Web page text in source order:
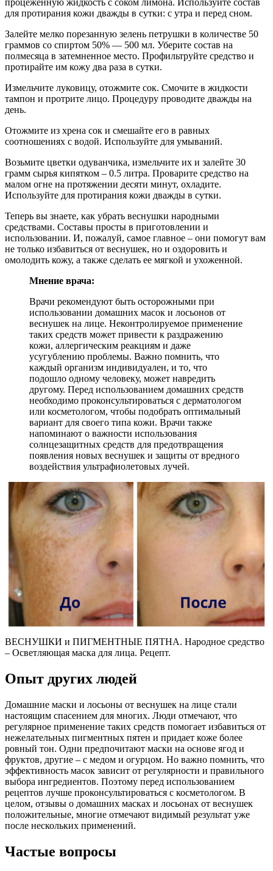
процеженную жидкость с соком лимона. Используйте состав
для протирания кожи дважды в сутки: с утра и перед сном.
Залейте мелко порезанную зелень петрушки в количестве 50
граммов со спиртом 50% — 500 мл. Уберите состав на
полмесяца в затемненное место. Профильтруйте средство и
протирайте им кожу два раза в сутки.
Измельчите луковицу, отожмите сок. Смочите в жидкости
тампон и протрите лицо. Процедуру проводите дважды на
день.
Отожмите из хрена сок и смешайте его в равных
соотношениях с водой. Используйте для умываний.
Возьмите цветки одуванчика, измельчите их и залейте 30
грамм сырья кипятком – 0.5 литра. Проварите средство на
малом огне на протяжении десяти минут, охладите.
Используйте для протирания кожи дважды в сутки.
Теперь вы знаете, как убрать веснушки народными
средствами. Составы просты в приготовлении и
использовании. И, пожалуй, самое главное – они помогут вам
не только избавиться от веснушек, но и оздоровить и
омолодить кожу, а также сделать ее мягкой и ухоженной.
Мнение врача:
Врачи рекомендуют быть осторожными при
использовании домашних масок и лосьонов от
веснушек на лице. Неконтролируемое применение
таких средств может привести к раздражению
кожи, аллергическим реакциям и даже
усугублению проблемы. Важно помнить, что
каждый организм индивидуален, и то, что
подошло одному человеку, может навредить
другому. Перед использованием домашних средств
необходимо проконсультироваться с дерматологом
или косметологом, чтобы подобрать оптимальный
вариант для своего типа кожи. Врачи также
напоминают о важности использования
солнцезащитных средств для предотвращения
появления новых веснушек и защиты от вредного
воздействия ультрафиолетовых лучей.
ВЕСНУШКИ и ПИГМЕНТНЫЕ ПЯТНА. Народное средство
– Осветляющая маска для лица. Рецепт.
Опыт других людей
Домашние маски и лосьоны от веснушек на лице стали
настоящим спасением для многих. Люди отмечают, что
регулярное применение таких средств помогает избавиться от
нежелательных пигментных пятен и придает коже более
ровный тон. Одни предпочитают маски на основе ягод и
фруктов, другие – с медом и огурцом. Но важно помнить, что
эффективность масок зависит от регулярности и правильного
выбора ингредиентов. Поэтому перед использованием
рецептов лучше проконсультироваться с косметологом. В
целом, отзывы о домашних масках и лосьонах от веснушек
положительные, многие отмечают видимый результат уже
после нескольких применений.
Частые вопросы